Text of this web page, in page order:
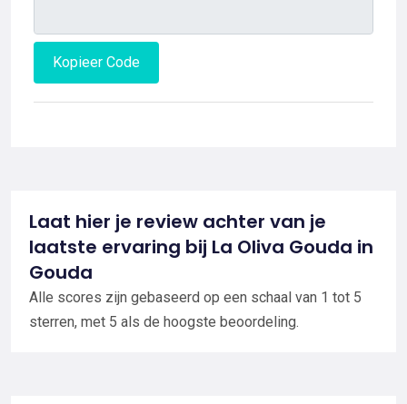
Kopieer Code
Laat hier je review achter van je
laatste ervaring bij La Oliva Gouda in
Gouda
Alle scores zijn gebaseerd op een schaal van 1 tot 5
sterren, met 5 als de hoogste beoordeling.